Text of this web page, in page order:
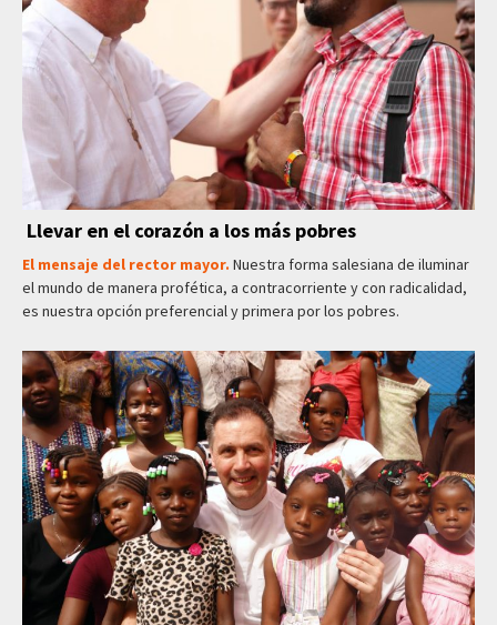
Llevar en el corazón a los más pobres
El mensaje del rector mayor. Nuestra forma salesiana de iluminar
el mundo de manera profética, a contracorriente y con radicalidad,
es nuestra opción preferencial y primera por los pobres.